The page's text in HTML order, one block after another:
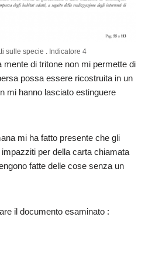
sulle specie . Indicatore 4
di tritone non mi permette di
possa essere ricostruita in un
mi hanno lasciato estinguere
mi ha fatto presente che gli
per della carta chiamata
fatte delle cose senza un
il documento esaminato :